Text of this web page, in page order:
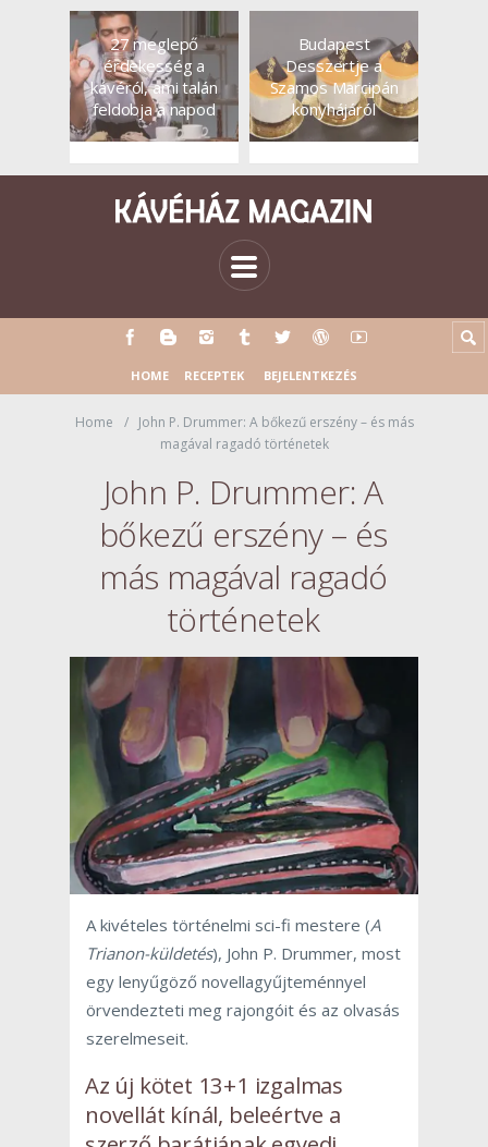
27 meglepő
érdekesség a
kávéról, ami talán
feldobja a napod
Budapest
Desszertje a
Szamos Marcipán
konyhájáról
HOME RECEPTEK BEJELENTKEZÉS
Home
John P. Drummer: A bőkezű erszény – és más
magával ragadó történetek
John P. Drummer: A
bőkezű erszény – és
más magával ragadó
történetek
A kivételes történelmi sci-fi mestere (A
Trianon-küldetés), John P. Drummer, most
egy lenyűgöző novellagyűjteménnyel
örvendezteti meg rajongóit és az olvasás
szerelmeseit.
Az új kötet 13+1 izgalmas
novellát kínál, beleértve a